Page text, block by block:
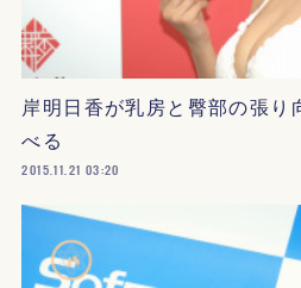
岸明日香が乳房と臀部の張り
べる
2015.11.21 03:20